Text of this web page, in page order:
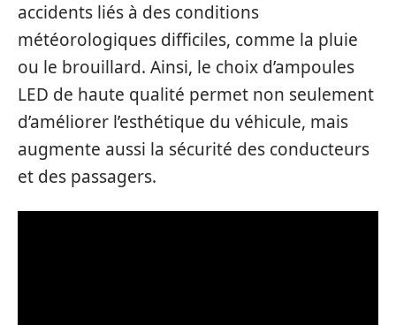
accidents liés à des conditions
météorologiques difficiles, comme la pluie
ou le brouillard. Ainsi, le choix d’ampoules
LED de haute qualité permet non seulement
d’améliorer l’esthétique du véhicule, mais
augmente aussi la sécurité des conducteurs
et des passagers.